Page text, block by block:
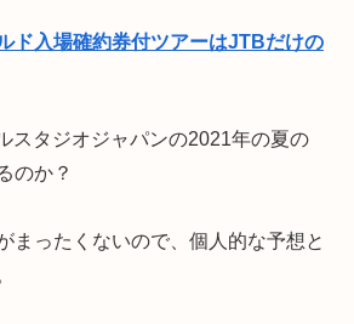
ド入場確約券付ツアーはJTBだけの
スタジオジャパンの2021年の夏の
のか？
まったくないので、個人的な予想と